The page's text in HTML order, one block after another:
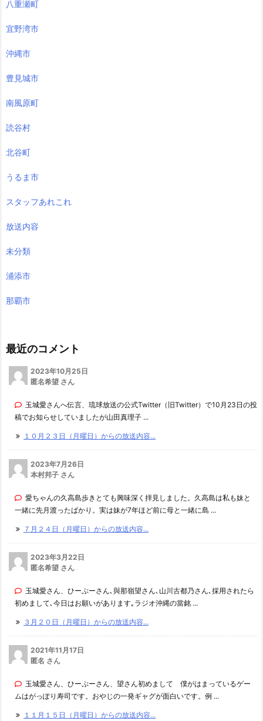
八重瀬町
宜野湾市
沖縄市
豊見城市
南風原町
読谷村
北谷町
うるま市
スタッフあれこれ
放送内容
未分類
浦添市
那覇市
最近のコメント
2023年10月25日
匿名希望 さん
玉城愛さんへ伝言、琉球放送の公式Twitter（旧Twitter）で10月23日の投
稿でお知らせしていましたが山田真理子 ...
１０月２３日（月曜日）からの放送内容...
2023年7月26日
本村邦子 さん
愛ちゃんの久高島歩きとても興味深く拝見しました。久高島は私も妹と
一緒に先月渡ったばかり。実は妹が7年ほど前に母と一緒に島 ...
７月２４日（月曜日）からの放送内容...
2023年3月22日
匿名希望 さん
玉城愛さん、ひーぷーさん､與那嶺望さん､山川古都乃さん､採用されたら
初めまして､今日はお願いがあります｡ラジオ沖縄の當銘 ...
３月２０日（月曜日）からの放送内容...
2021年11月17日
匿名 さん
玉城愛さん、ひーぷーさん、望さん初めまして 僕がはまっているゲー
ムはがっぽり寿司です。おやじの一発ギャグが面白いです。例 ...
１１月１５日（月曜日）からの放送内容...